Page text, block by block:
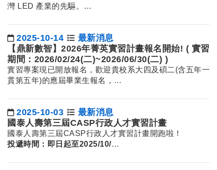
灣 LED 產業的先驅。…
日期：
2025-10-14
最新消息
【鼎新數智】2026年菁英實習計畫報名開始! ( 實習
期間：2026/02/24(二)~2026/06/30(二) )
實習專案現已開放報名，歡迎貴校系大四及碩二(含五年一
貫第五年)的應屆畢業生報名，…
日期：
2025-10-03
最新消息
國泰人壽第三屆CASP行政人才實習計畫
國泰人壽第三屆CASP行政人才實習計畫開跑啦！
投遞時間：即日起至2025/10/…